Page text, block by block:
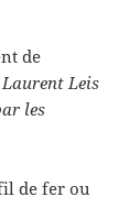
de
Leis
les
de fer ou